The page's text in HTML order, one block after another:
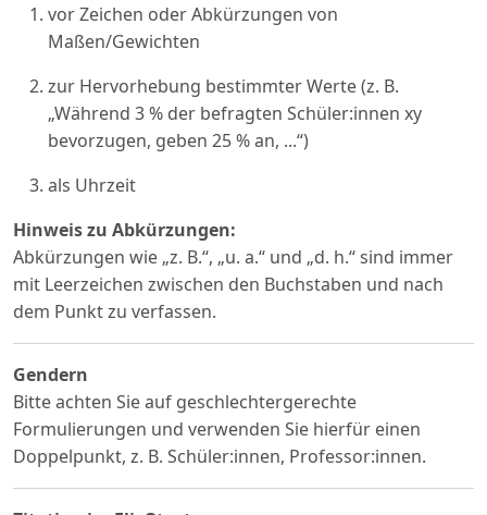
vor Zeichen oder Abkürzungen von
Maßen/Gewichten
zur Hervorhebung bestimmter Werte (z. B.
„Während 3 % der befragten Schüler:innen xy
bevorzugen, geben 25 % an, ...“)
als Uhrzeit
Hinweis zu Abkürzungen:
Abkürzungen wie „z. B.“, „u. a.“ und „d. h.“ sind immer
mit Leerzeichen zwischen den Buchstaben und nach
dem Punkt zu verfassen.
Gendern
Bitte achten Sie auf geschlechtergerechte
Formulierungen und verwenden Sie hierfür einen
Doppelpunkt, z. B. Schüler:innen, Professor:innen.